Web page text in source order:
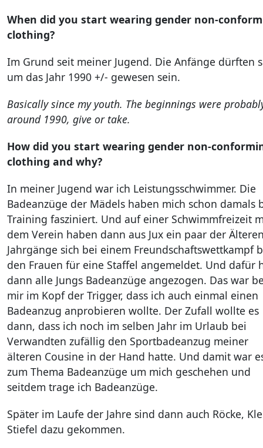
When did you start wearing gender non-
clothing?
Im Grund seit meiner Jugend. Die Anfänge dürften
um das Jahr 1990 +/- gewesen sein.
Basically since my youth. The beginnings were
around 1990, give or take.
How did you start wearing gender non-
clothing and why?
In meiner Jugend war ich Leistungsschwimmer. Die
Badeanzüge der Mädels haben mich schon damals
Training fasziniert. Und auf einer Schwimmfreizeit
dem Verein haben dann aus Jux ein paar der
Jahrgänge sich bei einem Freundschaftswettkampf
den Frauen für eine Staffel angemeldet. Und dafür
dann alle Jungs Badeanzüge angezogen. Das war
mir im Kopf der Trigger, dass ich auch einmal einen
Badeanzug anprobieren wollte. Der Zufall wollte es
dann, dass ich noch im selben Jahr im Urlaub bei
Verwandten zufällig den Sportbadeanzug meiner
älteren Cousine in der Hand hatte. Und damit war
zum Thema Badeanzüge um mich geschehen und
seitdem trage ich Badeanzüge.
Später im Laufe der Jahre sind dann auch Röcke,
Stiefel dazu gekommen.